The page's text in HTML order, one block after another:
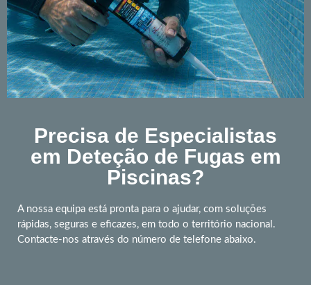
Precisa de Especialistas
em Deteção de Fugas em
Piscinas?
A nossa equipa está pronta para o ajudar, com soluções
rápidas, seguras e eficazes, em todo o território nacional.
Contacte-nos através do número de telefone abaixo.